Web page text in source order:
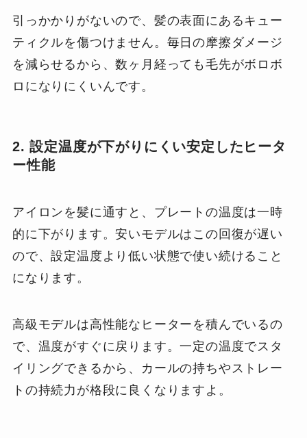
引っかかりがないので、髪の表面にあるキュー
ティクルを傷つけません。毎日の摩擦ダメージ
を減らせるから、数ヶ月経っても毛先がボロボ
ロになりにくいんです。
2. 設定温度が下がりにくい安定したヒータ
ー性能
アイロンを髪に通すと、プレートの温度は一時
的に下がります。安いモデルはこの回復が遅い
ので、設定温度より低い状態で使い続けること
になります。
高級モデルは高性能なヒーターを積んでいるの
で、温度がすぐに戻ります。一定の温度でスタ
イリングできるから、カールの持ちやストレー
トの持続力が格段に良くなりますよ。